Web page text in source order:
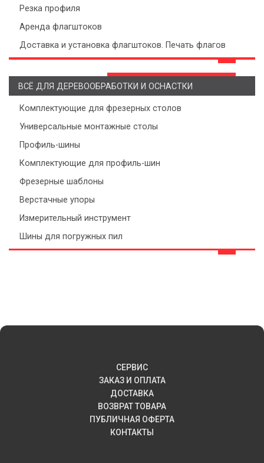
Резка профиля
Аренда флагштоков
Доставка и установка флагштоков. Печать флагов
ВСЁ ДЛЯ ДЕРЕВООБРАБОТКИ И ОСНАСТКИ
Комплектующие для фрезерных столов
Универсальные монтажные столы
Профиль-шины
Комплектующие для профиль-шин
Фрезерные шаблоны
Верстачные упоры
Измерительный инструмент
Шины для погружных пил
СЕРВИС
ЗАКАЗ И ОПЛАТА
ДОСТАВКА
ВОЗВРАТ ТОВАРА
ПУБЛИЧНАЯ ОФЕРТА
КОНТАКТЫ